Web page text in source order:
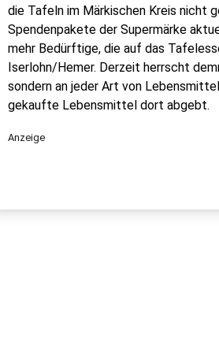
die Tafeln im Märkischen Kreis nicht
Spendenpakete der Supermärke
mehr Bedürftige, die auf das
Iserlohn/Hemer. Derzeit herrscht
sondern an jeder Art von
gekaufte Lebensmittel dort abgebt.
Anzeige